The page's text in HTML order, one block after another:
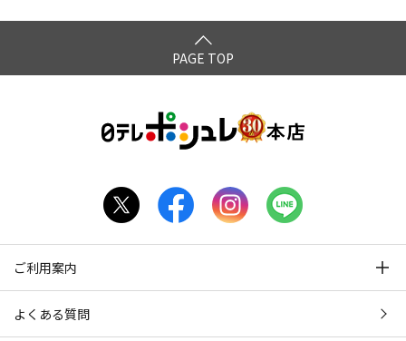
PAGE TOP
ご利用案内
よくある質問